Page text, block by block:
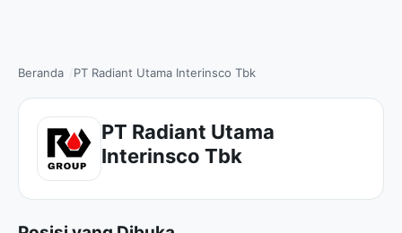
Beranda PT Radiant Utama Interinsco Tbk
PT Radiant Utama
Interinsco Tbk